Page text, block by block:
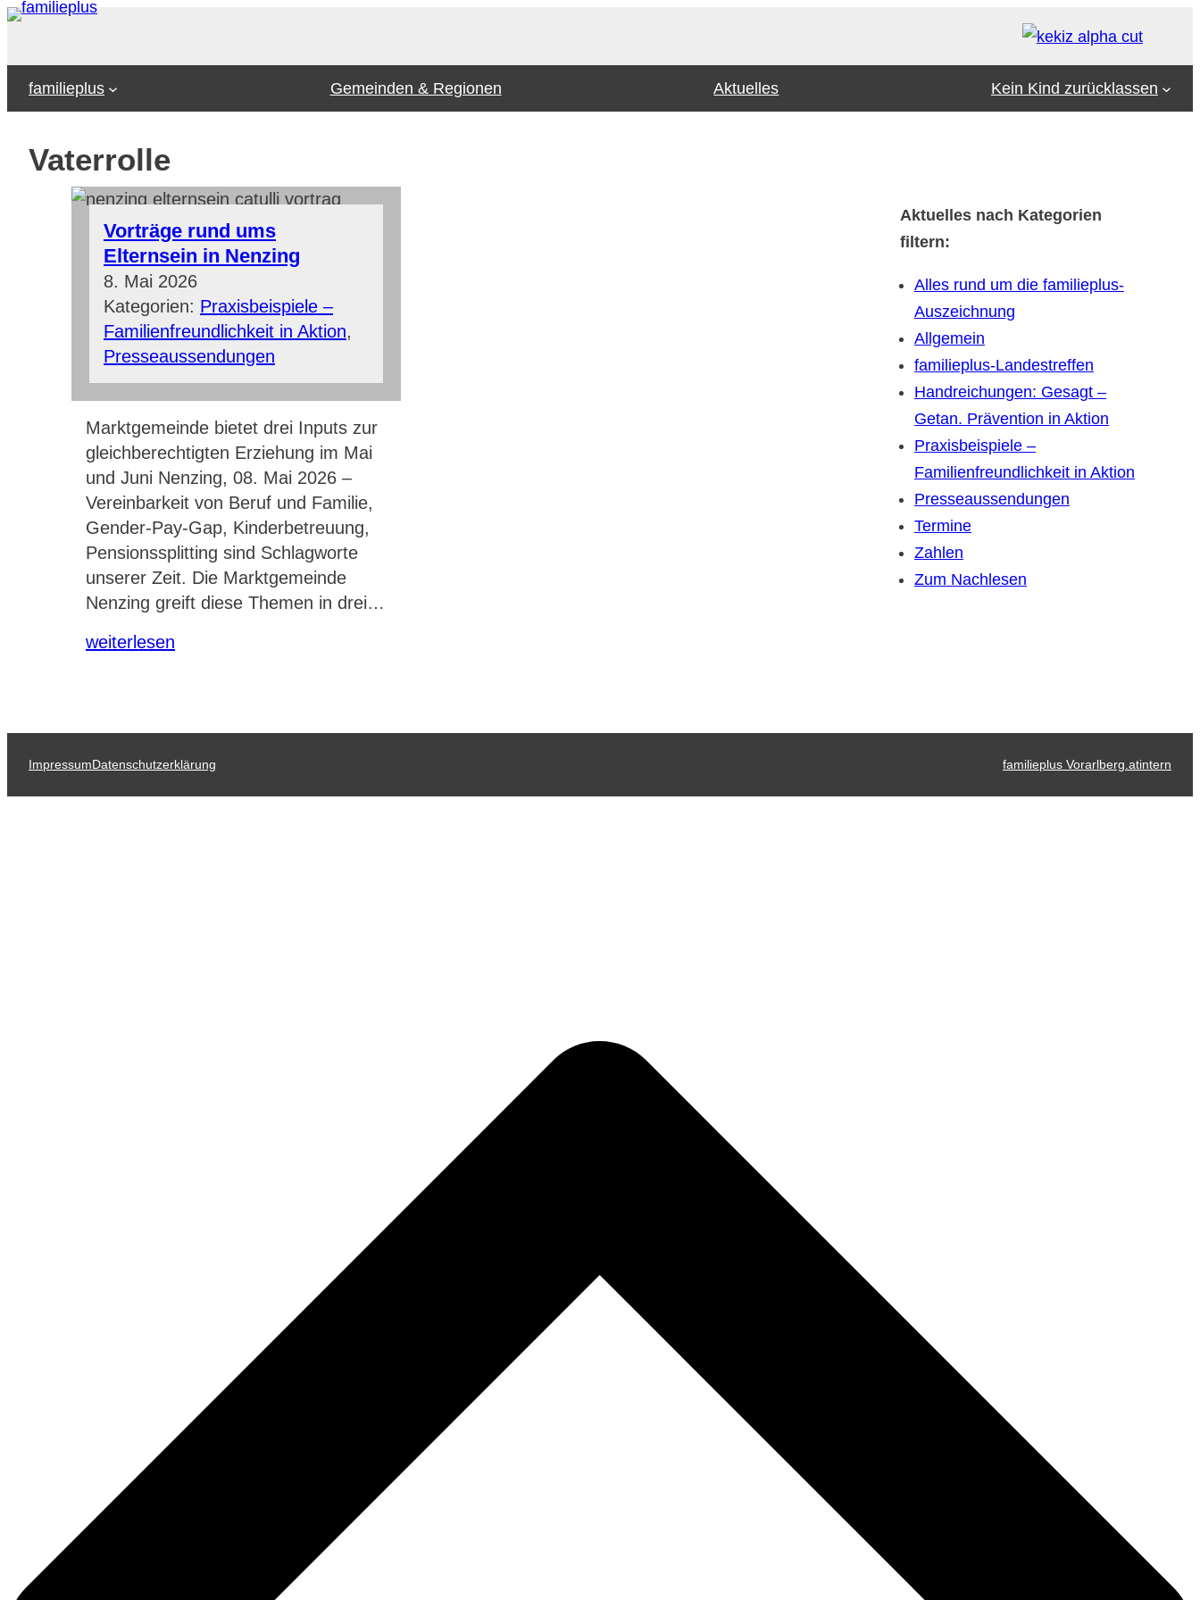
Zum
familieplus
Gemeinden & Regionen Aktuelles Kein Kind zurücklassen
Vaterrolle
Vorträge rund ums
Elternsein in Nenzing
8. Mai 2026
Kategorien: Praxisbeispiele –
Familienfreundlichkeit in Aktion
Presseaussendungen
Marktgemeinde bietet drei Inputs zur
gleichberechtigten Erziehung im Mai
und Juni Nenzing, 08. Mai 2026 –
Vereinbarkeit von Beruf und Familie,
Gender-Pay-Gap, Kinderbetreuung,
Pensionssplitting sind Schlagworte
unserer Zeit. Die Marktgemeinde
Nenzing greift diese Themen in drei…
weiterlesen
Aktuelles nach Kategorien
filtern:
Alles rund um die familieplus-
Auszeichnung
Allgemein
familieplus-Landestreffen
Handreichungen: Gesagt –
Getan. Prävention in Aktion
Praxisbeispiele –
Familienfreundlichkeit in Aktion
Presseaussendungen
Termine
Zahlen
Zum Nachlesen
ImpressumDatenschutzerklärung familieplus Vorarlberg.atintern